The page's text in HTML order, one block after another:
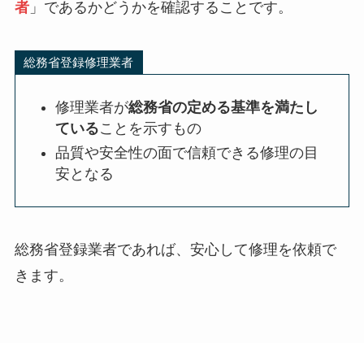
者」であるかどうかを確認することです。
総務省登録修理業者
修理業者が総務省の定める基準を満たし
ていることを示すもの
品質や安全性の面で信頼できる修理の目
安となる
総務省登録業者であれば、安心して修理を依頼で
きます。